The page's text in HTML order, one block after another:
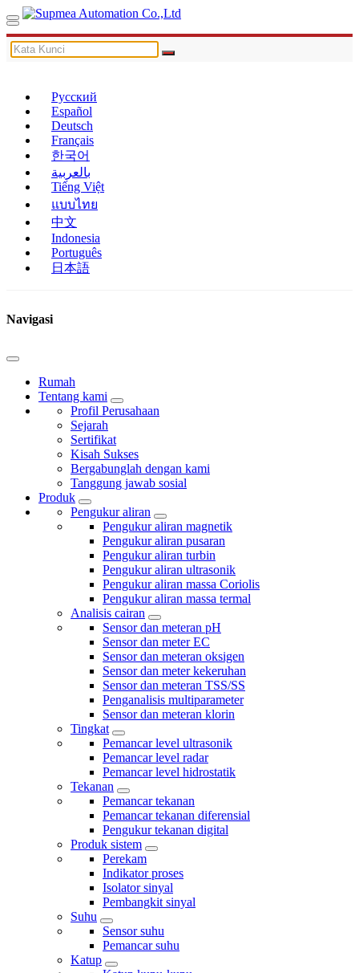
Русский
Español
Deutsch
Français
한국어
بالعربية
Tiếng Việt
แบบไทย
中文
Indonesia
Português
日本語
Navigasi
Rumah
Tentang kami
Profil Perusahaan
Sejarah
Sertifikat
Kisah Sukses
Bergabunglah dengan kami
Tanggung jawab sosial
Produk
Pengukur aliran
Pengukur aliran magnetik
Pengukur aliran pusaran
Pengukur aliran turbin
Pengukur aliran ultrasonik
Pengukur aliran massa Coriolis
Pengukur aliran massa termal
Analisis cairan
Sensor dan meteran pH
Sensor dan meter EC
Sensor dan meteran oksigen
Sensor dan meter kekeruhan
Sensor dan meteran TSS/SS
Penganalisis multiparameter
Sensor dan meteran klorin
Tingkat
Pemancar level ultrasonik
Pemancar level radar
Pemancar level hidrostatik
Tekanan
Pemancar tekanan
Pemancar tekanan diferensial
Pengukur tekanan digital
Produk sistem
Perekam
Indikator proses
Isolator sinyal
Pembangkit sinyal
Suhu
Sensor suhu
Pemancar suhu
Katup